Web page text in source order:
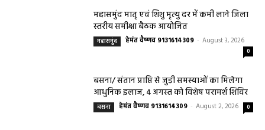
महासमुंद मातृ एवं शिशु मृत्यु दर में कमी लाने जिला
स्तरीय समीक्षा बैठक आयोजित
महासमुंद हेमंत वैष्णव 9131614309 - August 3, 2026
0
बसना/ संतान प्राप्ति से जुड़ी समस्याओं का मिलेगा
आधुनिक इलाज, 4 अगस्त को विशेष परामर्श शिविर
बसना हेमंत वैष्णव 9131614309 - August 2, 2026 0